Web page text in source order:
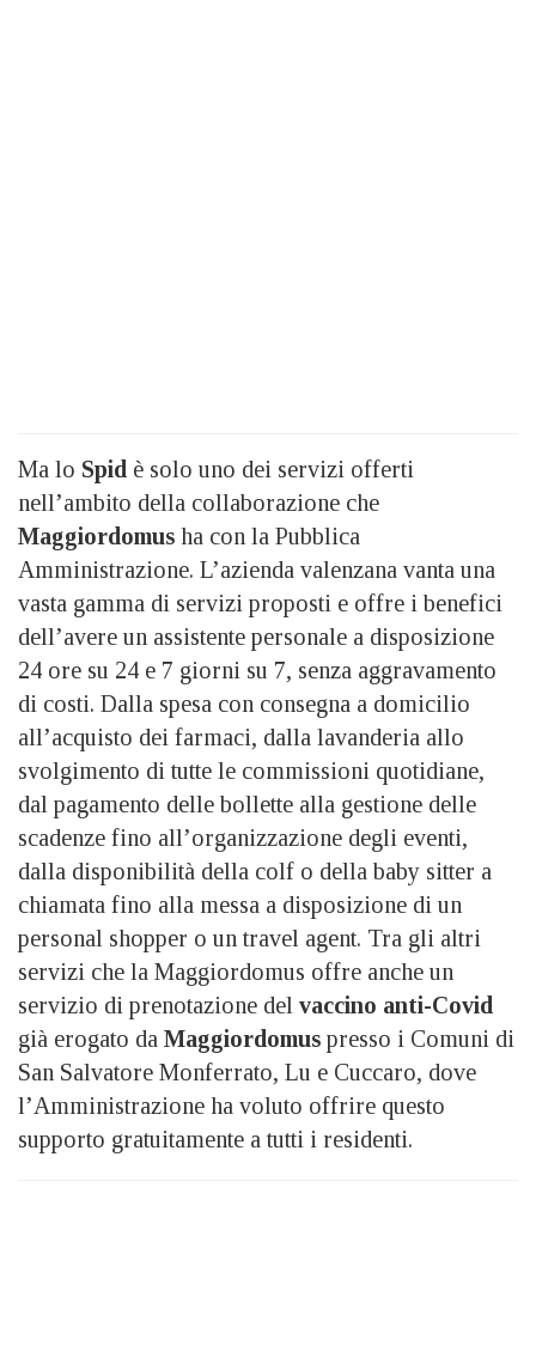
Ma lo Spid è solo uno dei servizi offerti
nell’ambito della collaborazione che
Maggiordomus ha con la Pubblica
Amministrazione. L’azienda valenzana vanta una
vasta gamma di servizi proposti e offre i benefici
dell’avere un assistente personale a disposizione
24 ore su 24 e 7 giorni su 7, senza aggravamento
di costi. Dalla spesa con consegna a domicilio
all’acquisto dei farmaci, dalla lavanderia allo
svolgimento di tutte le commissioni quotidiane,
dal pagamento delle bollette alla gestione delle
scadenze fino all’organizzazione degli eventi,
dalla disponibilità della colf o della baby sitter a
chiamata fino alla messa a disposizione di un
personal shopper o un travel agent. Tra gli altri
servizi che la Maggiordomus offre anche un
servizio di prenotazione del vaccino anti-Covid
già erogato da Maggiordomus presso i Comuni di
San Salvatore Monferrato, Lu e Cuccaro, dove
l’Amministrazione ha voluto offrire questo
supporto gratuitamente a tutti i residenti.